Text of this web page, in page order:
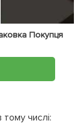
Покупця
тому числі: